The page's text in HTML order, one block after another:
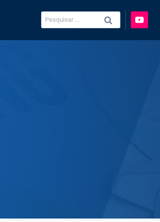
Pesquisar
por: